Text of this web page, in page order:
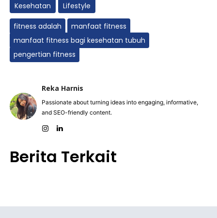
Kesehatan Lifestyle
fitness adalah
manfaat fitness
manfaat fitness bagi kesehatan tubuh
pengertian fitness
Reka Harnis
Passionate about turning ideas into engaging, informative,
and SEO-friendly content.
Berita Terkait